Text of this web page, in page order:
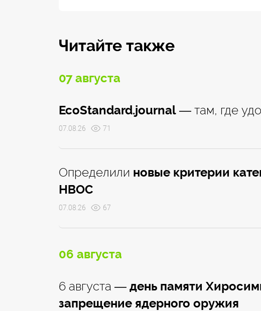
Читайте также
07 августа
EcoStandard.journal — там, где
07.08.26 71
Определили новые критерии
НВОС
07.08.26 67
06 августа
6 августа — день памяти
запрещение ядерного оружия